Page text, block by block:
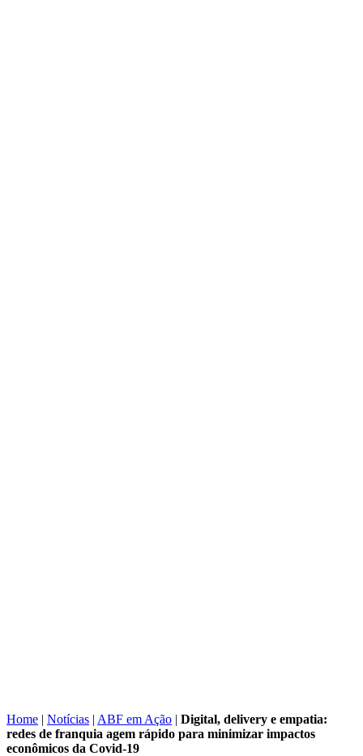
Home | Notícias | ABF em Ação | Digital, delivery e empatia:
redes de franquia agem rápido para minimizar impactos
econômicos da Covid-19